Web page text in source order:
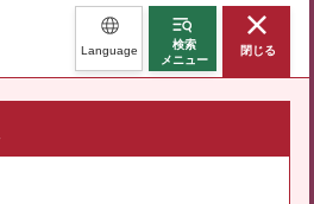
Language
検索
メニュー
閉じる